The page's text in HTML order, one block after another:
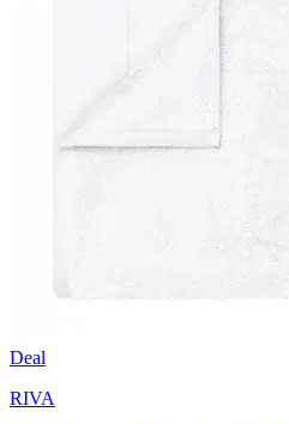
Deal
RIVA